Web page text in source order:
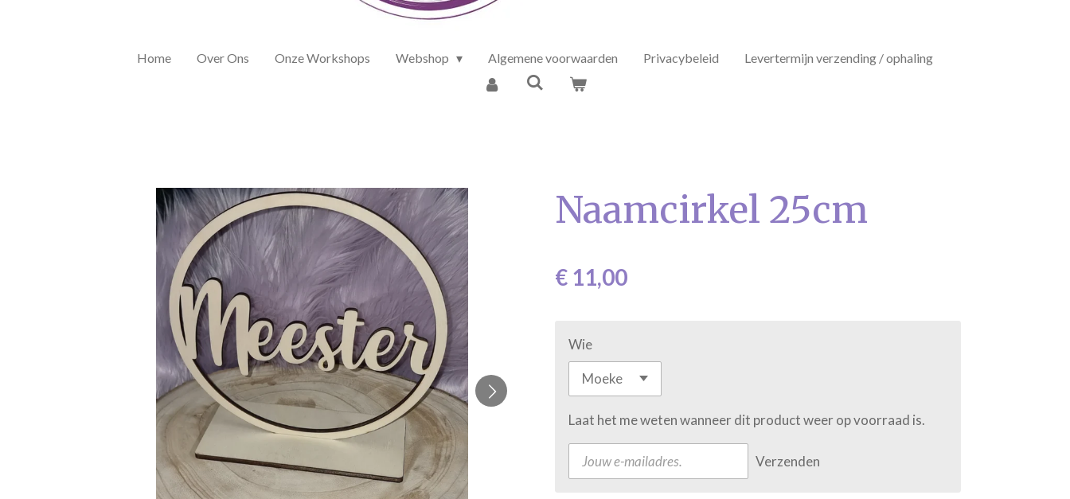
Home Over Ons Onze Workshops Webshop Algemene voorwaarden Privacybeleid Levertermijn verzending / ophaling
Naamcirkel 25cm
€ 11,00
Wie
Laat het me weten wanneer dit product weer op voorraad is.
Verzenden